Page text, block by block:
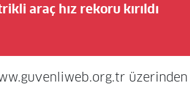
araç hız rekoru kırıldı
üzerinden